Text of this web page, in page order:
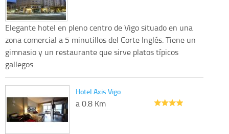
Elegante hotel en pleno centro de Vigo situado en una
zona comercial a 5 minutillos del Corte Inglés. Tiene un
gimnasio y un restaurante que sirve platos típicos
gallegos.
Hotel Axis Vigo
a 0.8 Km